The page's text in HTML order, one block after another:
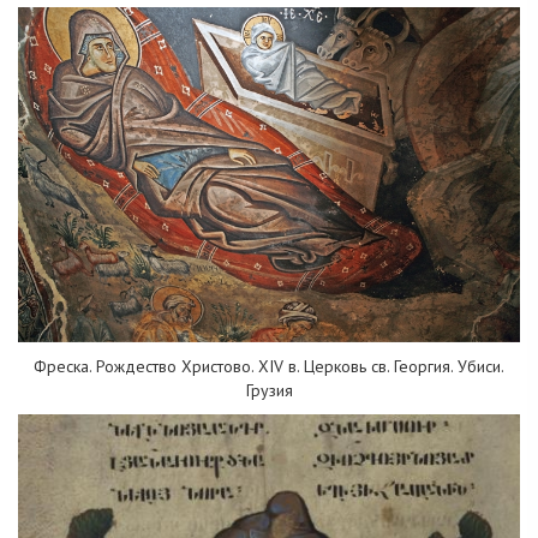
Фреска. Рождество Христово. XIV в. Церковь св. Георгия. Убиси.
Грузия